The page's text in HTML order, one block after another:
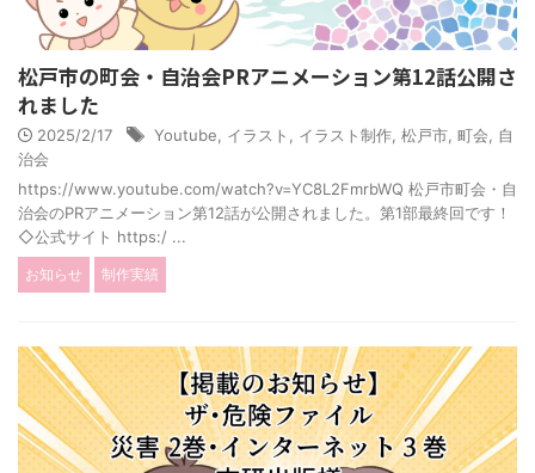
松戸市の町会・自治会PRアニメーション第12話公開さ
れました
2025/2/17 Youtube イラスト イラスト制作 松戸市 町会
自
治会
https://www.youtube.com/watch?v=YC8L2FmrbWQ 松戸市町会・自
治会のPRアニメーション第12話が公開されました。第1部最終回です！
◇公式サイト https:/ ...
お知らせ 制作実績